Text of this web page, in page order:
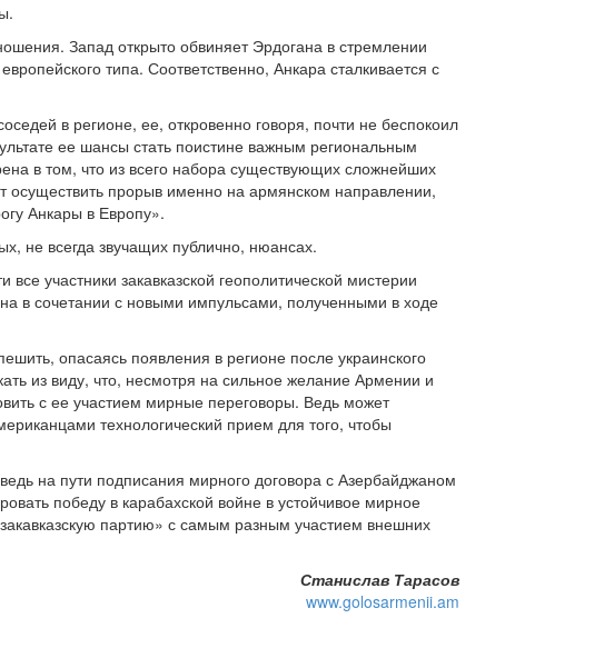
Запад открыто обвиняет Эрдогана в стремлении
типа. Соответственно, Анкара сталкивается с
в регионе, ее, откровенно говоря, почти не беспокоил
ее шансы стать поистине важным региональным
в том, что из всего набора существующих сложнейших
осуществить прорыв именно на армянском направлении,
Анкары в Европу».
не всегда звучащих публично, нюансах.
участники закавказской геополитической мистерии
в сочетании с новыми импульсами, полученными в ходе
опасаясь появления в регионе после украинского
из виду, что, несмотря на сильное желание Армении и
с ее участием мирные переговоры. Ведь может
технологический прием для того, чтобы
на пути подписания мирного договора с Азербайджаном
победу в карабахской войне в устойчивое мирное
партию» с самым разным участием внешних
Станислав Тарасов
www.golosarmenii.am